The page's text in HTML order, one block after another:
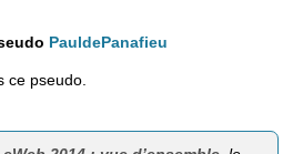
PauldePanafieu
ce pseudo.